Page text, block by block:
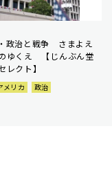
政治と戦争 さまよえ
ゆくえ 【じんぶん堂
レクト】
メリカ
政治